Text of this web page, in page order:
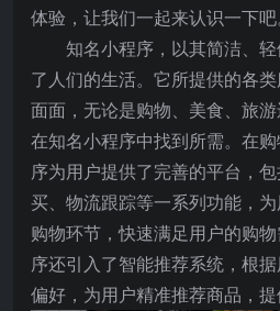
体验，让我们一起来认识一下吧
知名小程序，以其简洁、
了人们的生活。它所提供的各
面面，无论是购物、美食、旅
在知名小程序中找到所需。在
序为用户提供了完善的平台，
买、物流跟踪等一系列功能，
购物环节，快速满足用户的购
序还引入了智能推荐系统，根
偏好，为用户精准推荐商品，提